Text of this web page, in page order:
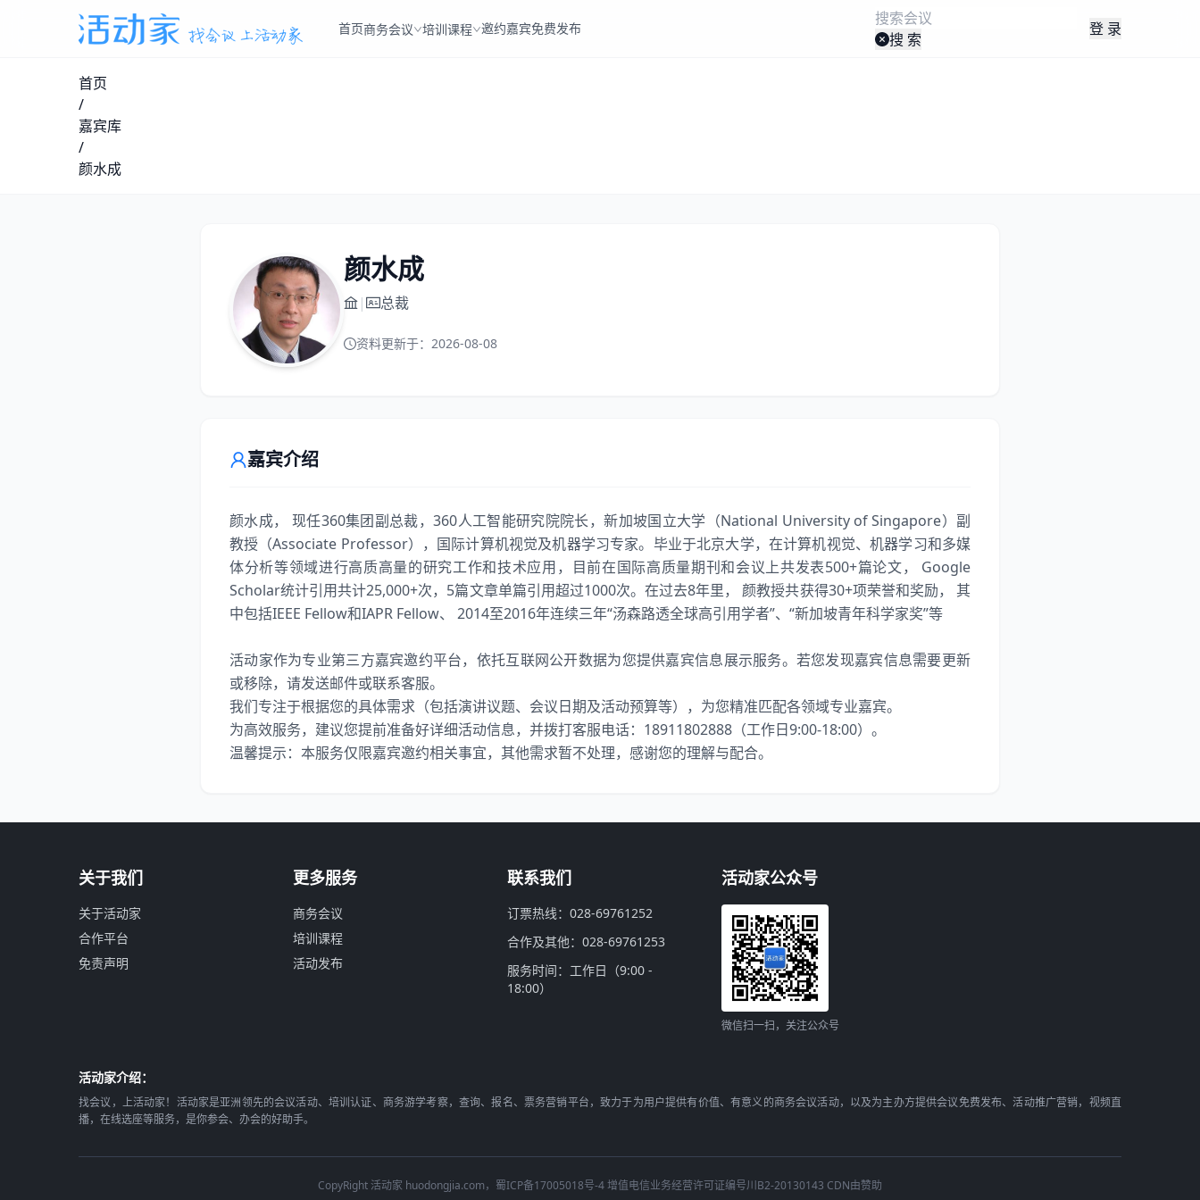
首页商务会议 培训课程 邀约嘉宾免费发布
搜 索
登 录
首页
/
嘉宾库
/
颜水成
颜水成
| 总裁
资料更新于： 2026-08-08
嘉宾介绍
颜水成， 现任360集团副总裁，360人工智能研究院院长，新加坡国立大学（National University of Singapore）副
教授（Associate Professor），国际计算机视觉及机器学习专家。毕业于北京大学，在计算机视觉、机器学习和多媒
体分析等领域进行高质高量的研究工作和技术应用，目前在国际高质量期刊和会议上共发表500+篇论文， Google
Scholar统计引用共计25,000+次，5篇文章单篇引用超过1000次。在过去8年里， 颜教授共获得30+项荣誉和奖励， 其
中包括IEEE Fellow和IAPR Fellow、 2014至2016年连续三年“汤森路透全球高引用学者”、“新加坡青年科学家奖”等
活动家作为专业第三方嘉宾邀约平台，依托互联网公开数据为您提供嘉宾信息展示服务。若您发现嘉宾信息需要更新
或移除，请发送邮件或联系客服。
我们专注于根据您的具体需求（包括演讲议题、会议日期及活动预算等），为您精准匹配各领域专业嘉宾。
为高效服务，建议您提前准备好详细活动信息，并拨打客服电话：18911802888（工作日9:00-18:00）。
温馨提示：本服务仅限嘉宾邀约相关事宜，其他需求暂不处理，感谢您的理解与配合。
关于我们
关于活动家
合作平台
免责声明
更多服务
商务会议
培训课程
活动发布
联系我们
订票热线：028-69761252
合作及其他：028-69761253
服务时间：工作日（9:00 -
18:00）
活动家公众号
微信扫一扫，关注公众号
活动家介绍：
找会议，上活动家！活动家是亚洲领先的会议活动、培训认证、商务游学考察，查询、报名、票务营销平台，致力于为用户提供有价值、有意义的商务会议活动，以及为主办方提供会议免费发布、活动推广营销，视频直
播，在线选座等服务，是你参会、办会的好助手。
CopyRight 活动家 huodongjia.com，蜀ICP备17005018号-4 增值电信业务经营许可证编号川B2-20130143 CDN由赞助